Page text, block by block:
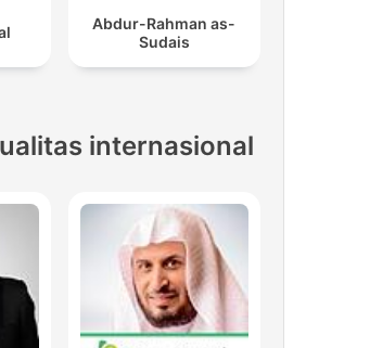
Abdur-Rahman as-
Sudais
internasional